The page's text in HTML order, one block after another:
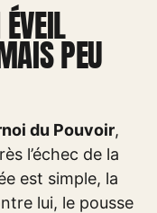
PEU
du Pouvoir,
l’échec de la
est simple, la
lui, le pousse